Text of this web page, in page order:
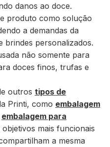
danos ao doce.
produto como solução
a demandas da
brindes personalizados.
não somente para
doces finos, trufas e
outros tipos de
Printi, como embalagem
embalagem para
mais funcionais
a mesma